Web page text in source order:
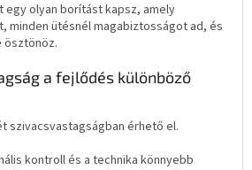
egy olyan borítást kapsz, amely
minden ütésnél magabiztosságot ad, és
a fejlődés különböző
szivacsvastagságban érhető el.
kontroll és a technika könnyebb